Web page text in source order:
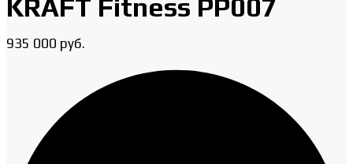
KRAFT Fitness PP007
935 000 руб.